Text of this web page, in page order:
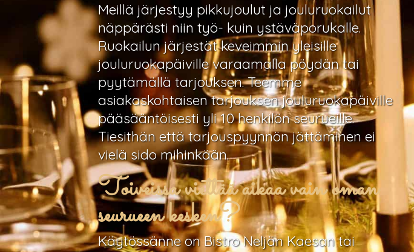
Meillä järjestyy pikkujoulut ja jouluruokailut
näppärästi niin työ- kuin ystäväporukalle.
Ruokailun järjestät keveimmin yleisille
jouluruokapäiville varaamalla pöydän tai
pyytämällä tarjouksen. Teemme
asiakaskohtaisen tarjouksen jouluruokapäiville
pääsääntöisesti yli 10 henkilön seurueille.
Tiesithän että tarjouspyynnön jättäminen ei
vielä sido mihinkään.
Toiveissa viettää aikaa vain oman
seurueen kesken?
Käytössänne on Bistro Neljän Kaesan tai